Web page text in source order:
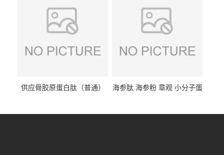
供应骨胶原蛋白肽（普通）
海参肽 海参粉 章观 小分子蛋